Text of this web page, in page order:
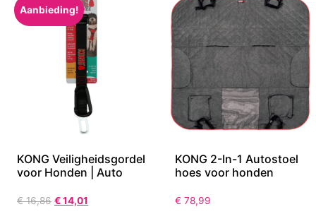
Aanbieding!
KONG Veiligheidsgordel
voor Honden | Auto
€16,86 €14,01
KONG 2-In-1 Autostoel
hoes voor honden
€ 78,99